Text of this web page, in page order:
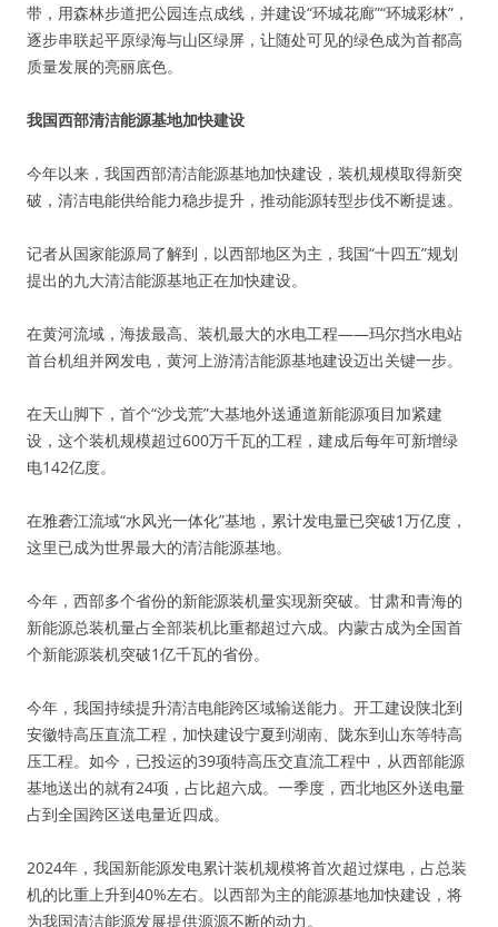
带，用森林步道把公园连点成线，并建设“环城花廊”“环城彩林”，
逐步串联起平原绿海与山区绿屏，让随处可见的绿色成为首都高
质量发展的亮丽底色。
我国西部清洁能源基地加快建设
今年以来，我国西部清洁能源基地加快建设，装机规模取得新突
破，清洁电能供给能力稳步提升，推动能源转型步伐不断提速。
记者从国家能源局了解到，以西部地区为主，我国“十四五”规划
提出的九大清洁能源基地正在加快建设。
在黄河流域，海拔最高、装机最大的水电工程——玛尔挡水电站
首台机组并网发电，黄河上游清洁能源基地建设迈出关键一步。
在天山脚下，首个“沙戈荒”大基地外送通道新能源项目加紧建
设，这个装机规模超过600万千瓦的工程，建成后每年可新增绿
电142亿度。
在雅砻江流域“水风光一体化”基地，累计发电量已突破1万亿度，
这里已成为世界最大的清洁能源基地。
今年，西部多个省份的新能源装机量实现新突破。甘肃和青海的
新能源总装机量占全部装机比重都超过六成。内蒙古成为全国首
个新能源装机突破1亿千瓦的省份。
今年，我国持续提升清洁电能跨区域输送能力。开工建设陕北到
安徽特高压直流工程，加快建设宁夏到湖南、陇东到山东等特高
压工程。如今，已投运的39项特高压交直流工程中，从西部能源
基地送出的就有24项，占比超六成。一季度，西北地区外送电量
占到全国跨区送电量近四成。
2024年，我国新能源发电累计装机规模将首次超过煤电，占总装
机的比重上升到40%左右。以西部为主的能源基地加快建设，将
为我国清洁能源发展提供源源不断的动力。